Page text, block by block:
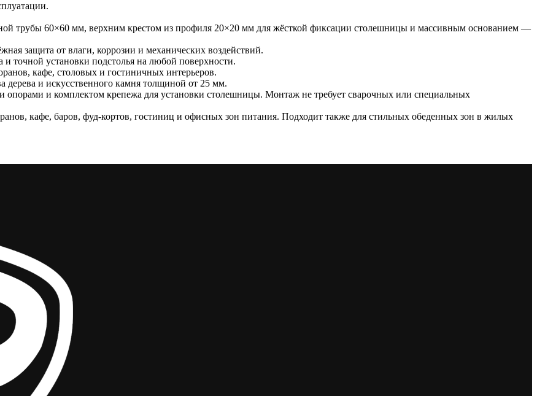
трубы 60×60 мм, верхним крестом из профиля 20×20 мм для жёсткой фиксации столешницы и массивным основанием —
защита от влаги, коррозии и механических воздействий.
точной установки подстолья на любой поверхности.
кафе, столовых и гостиничных интерьеров.
и искусственного камня толщиной от 25 мм.
опорами и комплектом крепежа для установки столешницы. Монтаж не требует сварочных или специальных
кафе, баров, фуд-кортов, гостиниц и офисных зон питания. Подходит также для стильных обеденных зон в жилых